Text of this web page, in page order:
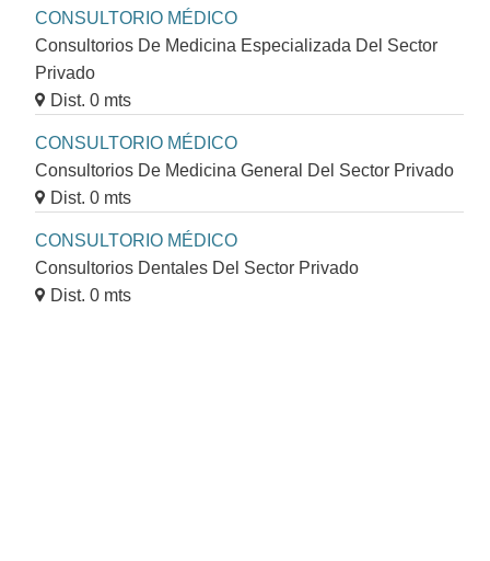
CONSULTORIO MÉDICO
Consultorios De Medicina Especializada Del Sector
Privado
Dist. 0 mts
CONSULTORIO MÉDICO
Consultorios De Medicina General Del Sector Privado
Dist. 0 mts
CONSULTORIO MÉDICO
Consultorios Dentales Del Sector Privado
Dist. 0 mts